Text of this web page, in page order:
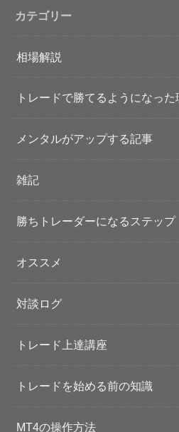
カテゴリー
相場解説
トレードで勝てるようになった
メンタルがアップする記事
雑記
勝ちトレーダーになるステップ
オススメ
対談ログ
トレード上達講座
トレードを始める前の知識
MT4の操作方法